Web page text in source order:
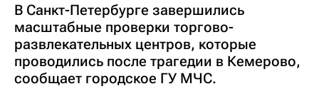
В Санкт-Петербурге завершились
масштабные проверки торгово-
развлекательных центров, которые
проводились после трагедии в Кемерово,
сообщает городское ГУ МЧС.